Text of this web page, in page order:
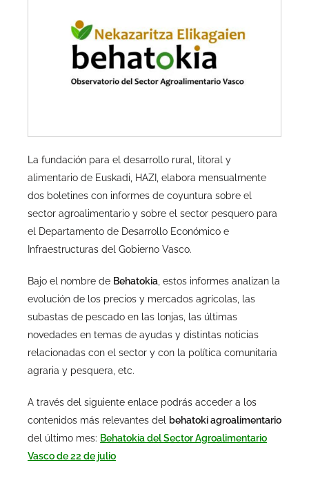
La fundación para el desarrollo rural, litoral y
alimentario de Euskadi, HAZI, elabora mensualmente
dos boletines con informes de coyuntura sobre el
sector agroalimentario y sobre el sector pesquero para
el Departamento de Desarrollo Económico e
Infraestructuras del Gobierno Vasco.
Bajo el nombre de Behatokia, estos informes analizan la
evolución de los precios y mercados agrícolas, las
subastas de pescado en las lonjas, las últimas
novedades en temas de ayudas y distintas noticias
relacionadas con el sector y con la política comunitaria
agraria y pesquera, etc.
A través del siguiente enlace podrás acceder a los
contenidos más relevantes del behatoki agroalimentario
del último mes: Behatokia del Sector Agroalimentario
Vasco de 22 de julio